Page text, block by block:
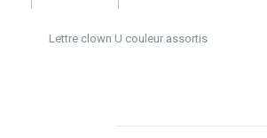
Lettre clown U couleur assortis